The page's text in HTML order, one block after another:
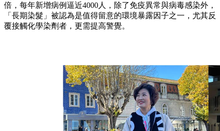
倍，每年新增病例逼近4000人，除了免疫異常與病毒感染外，
「長期染髮」被認為是值得留意的環境暴露因子之一，尤其反
覆接觸化學染劑者，更需提高警覺。